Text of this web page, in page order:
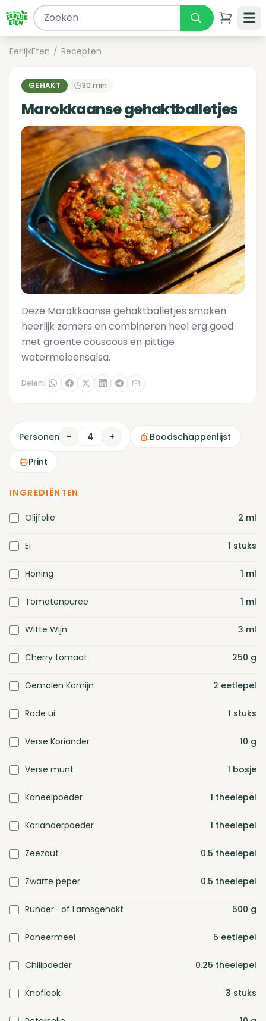
EerlijkEten / Recepten
GEHAKT 30 min
Marokkaanse gehaktballetjes
Deze Marokkaanse gehaktballetjes smaken
heerlijk zomers en combineren heel erg goed
met groente couscous en pittige
watermeloensalsa.
Delen:
Personen - + Boodschappenlijst
Print
INGREDIËNTEN
Olijfolie 2 ml
Ei 1 stuks
Honing 1 ml
Tomatenpuree 1 ml
Witte Wijn 3 ml
Cherry tomaat 250 g
Gemalen Komijn 2 eetlepel
Rode ui 1 stuks
Verse Koriander 10 g
Verse munt 1 bosje
Kaneelpoeder 1 theelepel
Korianderpoeder 1 theelepel
Zeezout 0.5 theelepel
Zwarte peper 0.5 theelepel
Runder- of Lamsgehakt 500 g
Paneermeel 5 eetlepel
Chilipoeder 0.25 theelepel
Knoflook 3 stuks